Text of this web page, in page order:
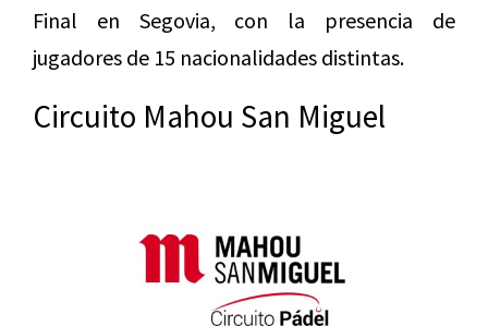
Final en Segovia, con la presencia de
jugadores de 15 nacionalidades distintas.
Circuito Mahou San Miguel